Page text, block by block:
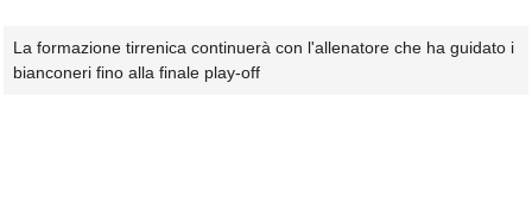
La formazione tirrenica continuerà con l'allenatore che ha guidato i
bianconeri fino alla finale play-off